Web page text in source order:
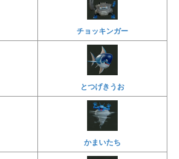
チョッキンガー
とつげきうお
かまいたち